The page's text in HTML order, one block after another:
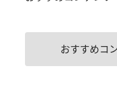
おすすめコ